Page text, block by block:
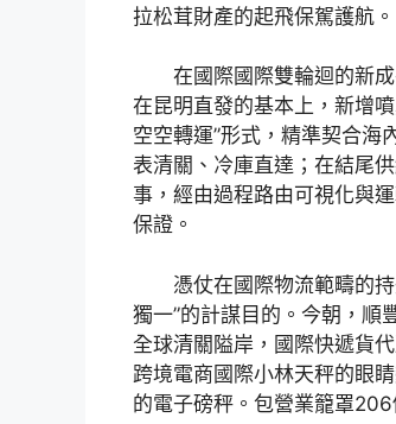
拉松茸財產的起飛保駕護航。
在國際國際雙輪迴的新
在昆明直發的基本上，新增
空空轉運”形式，精準契合海
表清關、冷庫直達；在結尾供
事，經由過程路由可視化與
保證。
憑仗在國際物流範疇的
獨一”的計謀目的。今朝，順
全球清關隘岸，國際快遞貨
跨境電商國際小林天秤的眼
的電子磅秤。包營業籠罩206